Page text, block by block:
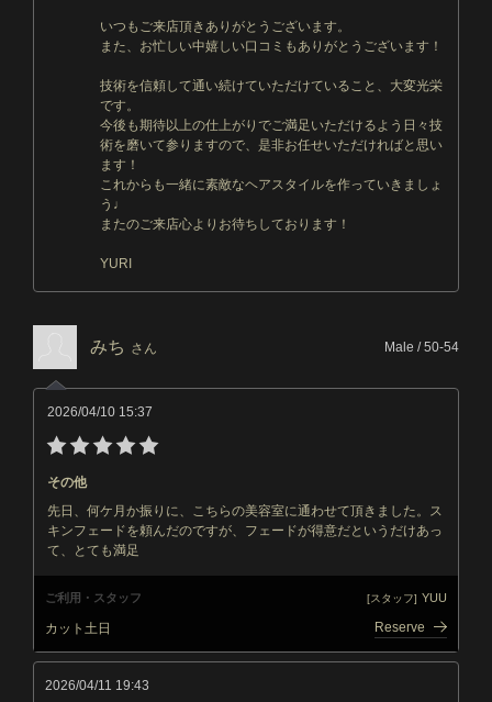
いつもご来店頂きありがとうございます。
また、お忙しい中嬉しい口コミもありがとうございます！
技術を信頼して通い続けていただけていること、大変光栄
です。
今後も期待以上の仕上がりでご満足いただけるよう日々技
術を磨いて参りますので、是非お任せいただければと思い
ます！
これからも一緒に素敵なヘアスタイルを作っていきましょ
う♩
またのご来店心よりお待ちしております！
YURI
みち さん Male / 50-54
2026/04/10 15:37
その他
先日、何ケ月か振りに、こちらの美容室に通わせて頂きました。ス
キンフェードを頼んだのですが、フェードが得意だというだけあっ
て、とても満足
ご利用・スタッフ [スタッフ] YUU
カット土日 Reserve
2026/04/11 19:43